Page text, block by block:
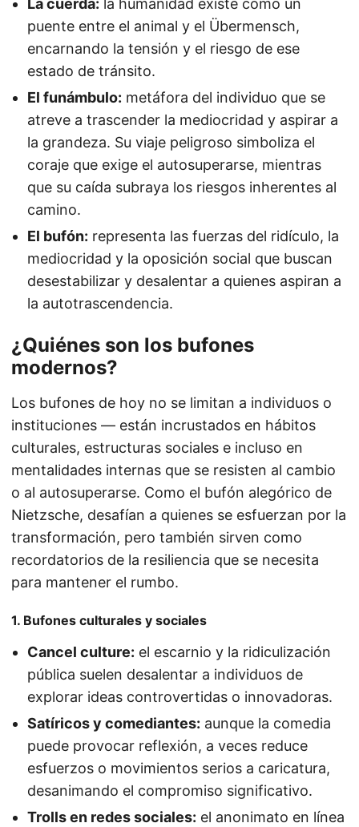
La cuerda: la humanidad existe como un
puente entre el animal y el Übermensch,
encarnando la tensión y el riesgo de ese
estado de tránsito.
El funámbulo: metáfora del individuo que se
atreve a trascender la mediocridad y aspirar a
la grandeza. Su viaje peligroso simboliza el
coraje que exige el autosuperarse, mientras
que su caída subraya los riesgos inherentes al
camino.
El bufón: representa las fuerzas del ridículo, la
mediocridad y la oposición social que buscan
desestabilizar y desalentar a quienes aspiran a
la autotrascendencia.
¿Quiénes son los bufones
modernos?
Los bufones de hoy no se limitan a individuos o
instituciones — están incrustados en hábitos
culturales, estructuras sociales e incluso en
mentalidades internas que se resisten al cambio
o al autosuperarse. Como el bufón alegórico de
Nietzsche, desafían a quienes se esfuerzan por la
transformación, pero también sirven como
recordatorios de la resiliencia que se necesita
para mantener el rumbo.
1. Bufones culturales y sociales
Cancel culture: el escarnio y la ridiculización
pública suelen desalentar a individuos de
explorar ideas controvertidas o innovadoras.
Satíricos y comediantes: aunque la comedia
puede provocar reflexión, a veces reduce
esfuerzos o movimientos serios a caricatura,
desanimando el compromiso significativo.
Trolls en redes sociales: el anonimato en línea